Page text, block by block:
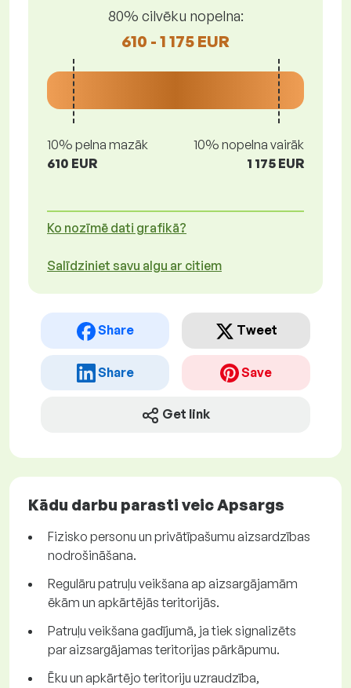
80% cilvēku nopelna:
610 - 1 175 EUR
10% pelna mazāk
610 EUR
10% nopelna vairāk
1 175 EUR
Ko nozīmē dati grafikā?
Salīdziniet savu algu ar citiem
Share Tweet
Share Save
Get link
Kādu darbu parasti veic Apsargs
Fizisko personu un privātīpašumu aizsardzības
nodrošināšana.
Regulāru patruļu veikšana ap aizsargājamām
ēkām un apkārtējās teritorijās.
Patruļu veikšana gadījumā, ja tiek signalizēts
par aizsargājamas teritorijas pārkāpumu.
Ēku un apkārtējo teritoriju uzraudzība,